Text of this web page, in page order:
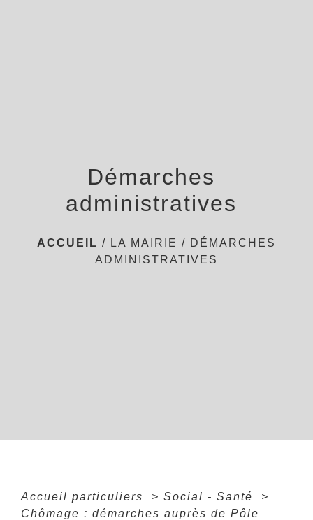
Démarches
administratives
ACCUEIL / LA MAIRIE / DÉMARCHES
ADMINISTRATIVES
Accueil particuliers > Social - Santé
>
Chômage : démarches auprès de Pôle